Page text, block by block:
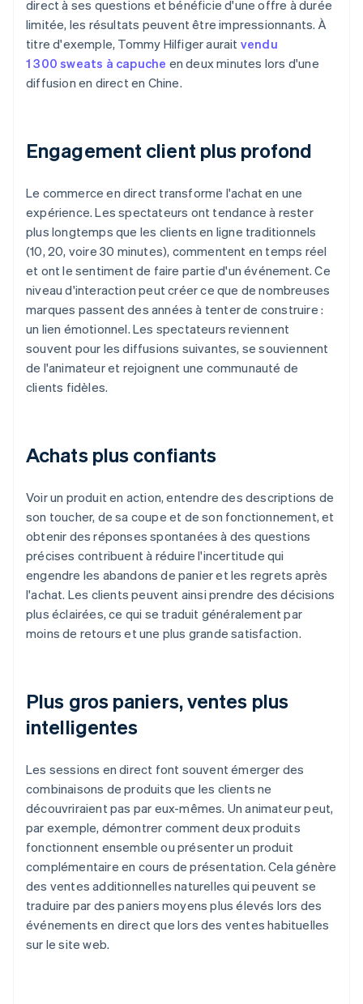
direct à ses questions et bénéficie d'une offre à durée
limitée, les résultats peuvent être impressionnants. À
titre d'exemple, Tommy Hilfiger aurait vendu
1 300 sweats à capuche en deux minutes lors d'une
diffusion en direct en Chine.
Engagement client plus profond
Le commerce en direct transforme l'achat en une
expérience. Les spectateurs ont tendance à rester
plus longtemps que les clients en ligne traditionnels
(10, 20, voire 30 minutes), commentent en temps réel
et ont le sentiment de faire partie d'un événement. Ce
niveau d'interaction peut créer ce que de nombreuses
marques passent des années à tenter de construire :
un lien émotionnel. Les spectateurs reviennent
souvent pour les diffusions suivantes, se souviennent
de l'animateur et rejoignent une communauté de
clients fidèles.
Achats plus confiants
Voir un produit en action, entendre des descriptions de
son toucher, de sa coupe et de son fonctionnement, et
obtenir des réponses spontanées à des questions
précises contribuent à réduire l'incertitude qui
engendre les abandons de panier et les regrets après
l'achat. Les clients peuvent ainsi prendre des décisions
plus éclairées, ce qui se traduit généralement par
moins de retours et une plus grande satisfaction.
Plus gros paniers, ventes plus
intelligentes
Les sessions en direct font souvent émerger des
combinaisons de produits que les clients ne
découvriraient pas par eux-mêmes. Un animateur peut,
par exemple, démontrer comment deux produits
fonctionnent ensemble ou présenter un produit
complémentaire en cours de présentation. Cela génère
des ventes additionnelles naturelles qui peuvent se
traduire par des paniers moyens plus élevés lors des
événements en direct que lors des ventes habituelles
sur le site web.